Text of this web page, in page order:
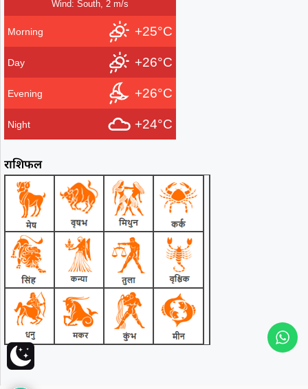
Wind: South, 2 m/s
Morning +25°C
Day +26°C
Evening +26°C
Night +24°C
राशिफल